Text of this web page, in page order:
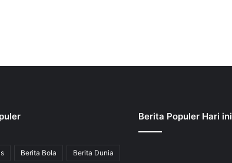
Berita Bola Berita Dunia
Berita Populer Hari ini